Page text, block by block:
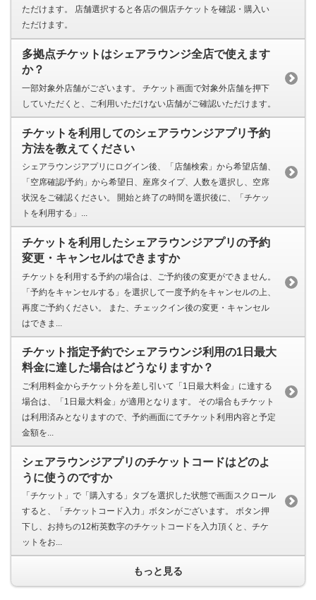
ただけます。 店舗選択すると各店の個店チケットを確認・購入い
ただけます。
多拠点チケットはシェアラウンジ全店で使えます
か？
一部対象外店舗がございます。 チケット画面で対象外店舗を押下
していただくと、ご利用いただけない店舗がご確認いただけます。
チケットを利用してのシェアラウンジアプリ予約
方法を教えてください
シェアラウンジアプリにログイン後、「店舗検索」から希望店舗、
「空席確認/予約」から希望日、座席タイプ、人数を選択し、空席
状況をご確認ください。 開始と終了の時間を選択後に、「チケッ
トを利用する」...
チケットを利用したシェアラウンジアプリの予約
変更・キャンセルはできますか
チケットを利用する予約の場合は、ご予約後の変更ができません。
「予約をキャンセルする」を選択して一度予約をキャンセルの上、
再度ご予約ください。 また、チェックイン後の変更・キャンセル
はできま...
チケット指定予約でシェアラウンジ利用の1日最大
料金に達した場合はどうなりますか？
ご利用料金からチケット分を差し引いて「1日最大料金」に達する
場合は、「1日最大料金」が適用となります。 その場合もチケット
は利用済みとなりますので、予約画面にてチケット利用内容と予定
金額を...
シェアラウンジアプリのチケットコードはどのよ
うに使うのですか
「チケット」で「購入する」タブを選択した状態で画面スクロール
すると、「チケットコード入力」ボタンがございます。 ボタン押
下し、お持ちの12桁英数字のチケットコードを入力頂くと、チケ
ットをお...
もっと見る